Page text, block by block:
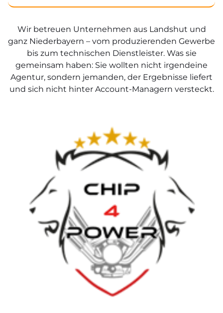
Wir betreuen Unternehmen aus Landshut und
ganz Niederbayern – vom produzierenden Gewerbe
bis zum technischen Dienstleister. Was sie
gemeinsam haben: Sie wollten nicht irgendeine
Agentur, sondern jemanden, der Ergebnisse liefert
und sich nicht hinter Account-Managern versteckt.